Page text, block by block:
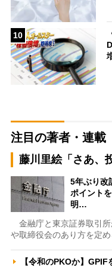
10
注目の著者・連載
藤川里絵「さあ、
5年ぶり改
ポイント
明…
金融庁と東京証券取引
や取締役会のあり方を定
【令和のPKOか】